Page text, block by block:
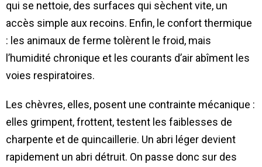
qui se nettoie, des surfaces qui sèchent vite, un
accès simple aux recoins. Enfin, le confort thermique
: les animaux de ferme tolèrent le froid, mais
l’humidité chronique et les courants d’air abîment les
voies respiratoires.
Les chèvres, elles, posent une contrainte mécanique :
elles grimpent, frottent, testent les faiblesses de
charpente et de quincaillerie. Un abri léger devient
rapidement un abri détruit. On passe donc sur des